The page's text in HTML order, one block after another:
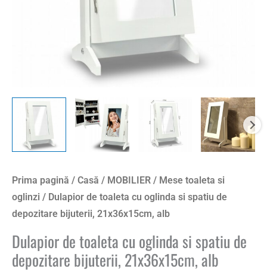
Prima pagină / Casă / MOBILIER / Mese toaleta si
oglinzi / Dulapior de toaleta cu oglinda si spatiu de
depozitare bijuterii, 21x36x15cm, alb
Dulapior de toaleta cu oglinda si spatiu de
depozitare bijuterii, 21x36x15cm, alb